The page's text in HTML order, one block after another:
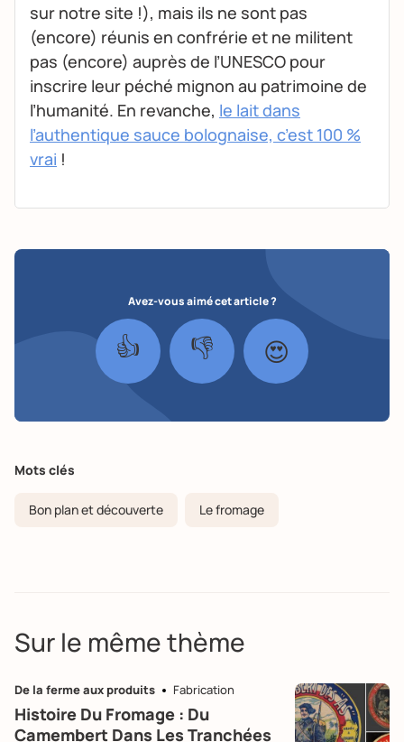
sur notre site !), mais ils ne sont pas
(encore) réunis en confrérie et ne militent
pas (encore) auprès de l’UNESCO pour
inscrire leur péché mignon au patrimoine de
l’humanité. En revanche, le lait dans
l’authentique sauce bolognaise, c’est 100 %
vrai !
Avez-vous aimé cet article ?
👍 👎 😍
Mots clés
Bon plan et découverte Le fromage
Sur le même thème
De la ferme aux produits Fabrication
Histoire Du Fromage : Du
Camembert Dans Les Tranchées